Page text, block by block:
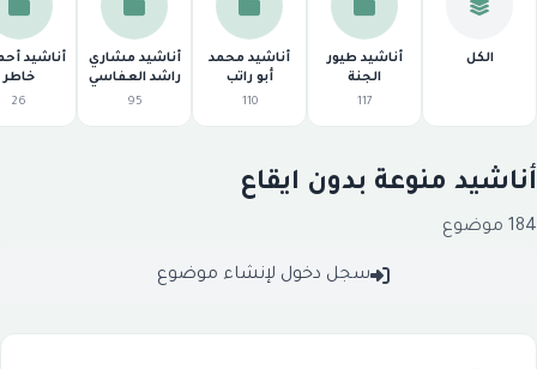
الكل
أناشيد طيور
الجنة
117
أناشيد محمد
أبو راتب
110
أناشيد مشاري
راشد العفاسي
95
أناشيد
خاطر
26
منوعة بدون ايقاع
موضوع
سجل دخول لإنشاء موضوع